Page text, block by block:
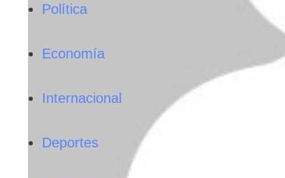
Política
Economía
Internacional
Deportes